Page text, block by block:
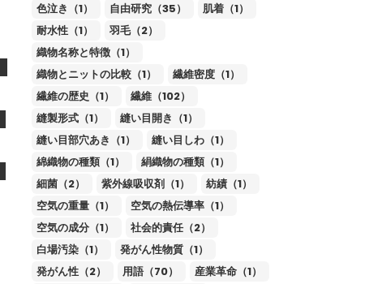
色泣き（1）
自由研究（35）
肌着（1）
耐水性（1）
羽毛（2）
織物名称と特徴（1）
織物とニットの比較（1）
繊維密度（1）
繊維の歴史（1）
繊維（102）
縫製形式（1）
縫い目開き（1）
縫い目部穴あき（1）
縫い目しわ（1）
綿織物の種類（1）
絹織物の種類（1）
細菌（2）
紫外線吸収剤（1）
紡績（1）
空気の重量（1）
空気の熱伝導率（1）
空気の成分（1）
社会的責任（2）
白場汚染（1）
発がん性物質（1）
発がん性（2）
用語（70）
産業革命（1）